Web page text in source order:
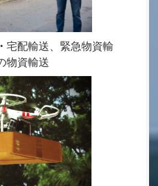
宅配輸送、緊急物資輸
物資輸送